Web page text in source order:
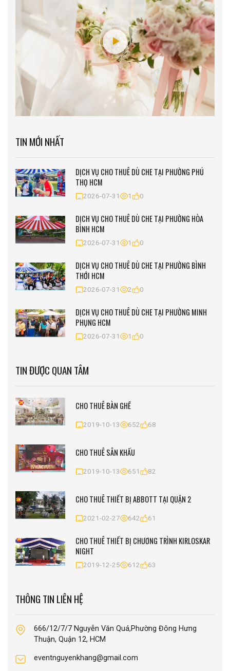
TIN MỚI NHẤT
DỊCH VỤ CHO THUÊ DÙ CHE TẠI PHƯỜNG PHÚ
THỌ HCM
2026-07-31 1 0
DỊCH VỤ CHO THUÊ DÙ CHE TẠI PHƯỜNG HÒA
BÌNH HCM
2026-07-31 1 0
DỊCH VỤ CHO THUÊ DÙ CHE TẠI PHƯỜNG BÌNH
THỚI HCM
2026-07-31 2 0
DỊCH VỤ CHO THUÊ DÙ CHE TẠI PHƯỜNG MINH
PHỤNG HCM
2026-07-31 1 0
TIN ĐƯỢC QUAN TÂM
CHO THUÊ BÀN GHẾ
2019-10-13 652 68
CHO THUÊ SÂN KHẤU
2019-10-13 651 82
CHO THUÊ THIẾT BỊ ABBOTT TẠI QUẬN 2
2021-02-27 642 61
CHO THUÊ THIẾT BỊ CHƯƠNG TRÌNH KIRLOSKAR
NIGHT
2019-12-25 612 63
THÔNG TIN LIÊN HỆ
666/12/7/7 Nguyễn Văn Quá,Phường Đông Hưng
Thuận, Quận 12, HCM
eventnguyenkhang@gmail.com